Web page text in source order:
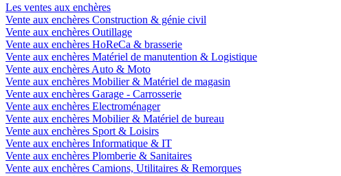
Les ventes aux enchères
Vente aux enchères Construction & génie civil
Vente aux enchères Outillage
Vente aux enchères HoReCa & brasserie
Vente aux enchères Matériel de manutention & Logistique
Vente aux enchères Auto & Moto
Vente aux enchères Mobilier & Matériel de magasin
Vente aux enchères Garage - Carrosserie
Vente aux enchères Electroménager
Vente aux enchères Mobilier & Matériel de bureau
Vente aux enchères Sport & Loisirs
Vente aux enchères Informatique & IT
Vente aux enchères Plomberie & Sanitaires
Vente aux enchères Camions, Utilitaires & Remorques